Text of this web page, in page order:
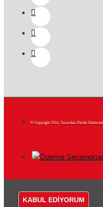
© Copyright 2024, Yazardan Direkt
KABUL EDIYORUM